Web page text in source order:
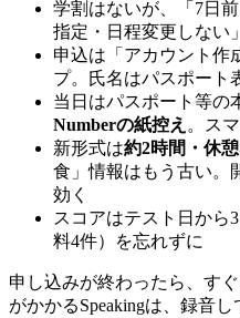
学割はないが、「7日
指定・日程変更しない
申込は「アカウント
プ。氏名はパスポート
当日はパスポート等の
Numberの紙控え 。ス
新形式は約2時間・休
食」情報はもう古い。
効く
スコアはテスト日から
料4件）を忘れずに
申し込みが終わったら、す
がかかるSpeakingは、録音